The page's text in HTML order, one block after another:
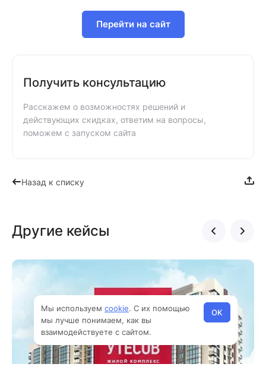
Перейти на сайт
Получить консультацию
Расскажем о возможностях решений и
действующих скидках, ответим на вопросы,
поможем с запуском сайта
Назад к списку
Другие кейсы
Мы используем cookie. С их помощью
мы лучше понимаем, как вы
взаимодействуете с сайтом.
OK